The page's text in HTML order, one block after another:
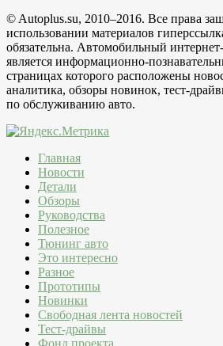
© Autoplus.su, 2010–2016. Все права
использовании материалов
обязательна. Автомобильный
является информационно-
страницах которого расположены
аналитика, обзоры новинок, тест-
по обслуживанию авто.
Главная
Новости
Детали
Обзоры
Руководства
Полезное
Тюнинг авто
Это интересно
Разное
Прототипы
Новинки
Свободная лента новостей
Тест-драйвы